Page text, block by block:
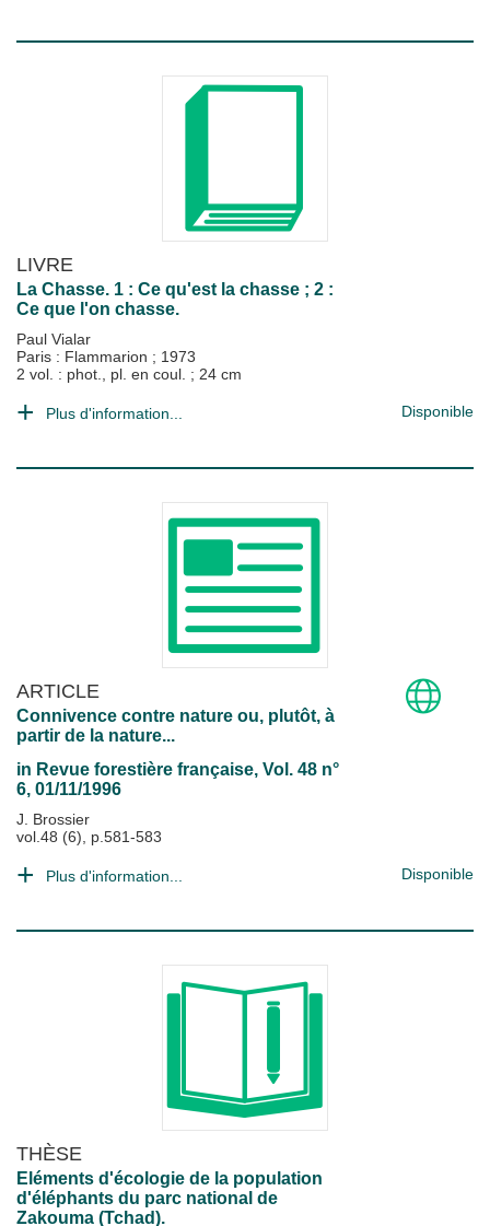
LIVRE
La Chasse. 1 : Ce qu'est la chasse ; 2 :
Ce que l'on chasse.
Paul Vialar
Paris : Flammarion ; 1973
2 vol. : phot., pl. en coul. ; 24 cm
Plus d'information... Disponible
ARTICLE
Connivence contre nature ou, plutôt, à
partir de la nature...
in Revue forestière française, Vol. 48 n°
6, 01/11/1996
J. Brossier
vol.48 (6), p.581-583
Plus d'information... Disponible
THÈSE
Eléments d'écologie de la population
d'éléphants du parc national de
Zakouma (Tchad).